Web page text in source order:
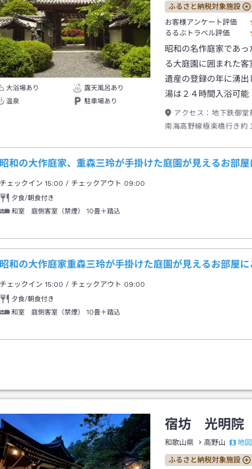
大浴場あり
露天風呂あり
温泉
駐車場あり
ふるさと納税対象施設
お客様アンケート評価
るるぶトラベル評価
昭和の名作庭家であ
る大庭園に囲まれた
遺産の登録の年に湧
湯は２４時間入浴可能
アクセス： 地下鉄御
南海高野線極楽橋行き
警察前下車→徒歩約１分
昭和の大作庭家、重森三玲が手掛けた庭園が見えるお部
チェックイン15:00 / チェックアウト 09:00
夕食/朝食付き
和室 庭側客室（禁煙）
10畳＋踏込
昭和の大作庭家重森三玲が手掛けた庭園が見えるお部屋
チェックイン15:00 / チェックアウト 09:00
夕食/朝食付き
和室 庭側客室（禁煙）
10畳＋踏込
宿坊 光明院
和歌山県 高野山 地図
ふるさと納税対象施設